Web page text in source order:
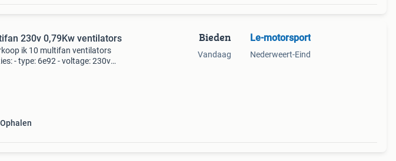
230v 0,79Kw ventilators
ik 10 multifan ventilators
- type: 6e92 - voltage: 230v
Ophalen
Bieden
Vandaag
Le-motorsport
Nederweert-Eind